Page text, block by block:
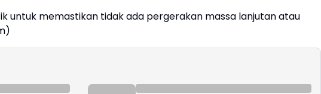
untuk memastikan tidak ada pergerakan massa lanjutan atau